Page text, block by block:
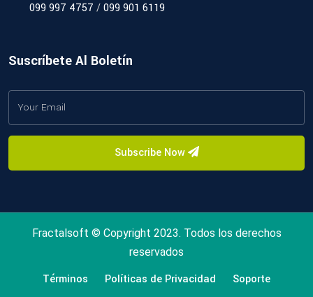
099 997 4757 /099 901 6119
Suscríbete Al Boletín
Subscribe Now
Fractalsoft © Copyright 2023. Todos los derechos
reservados
Términos Políticas de Privacidad Soporte